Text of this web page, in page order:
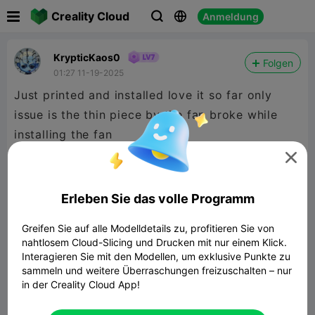
Creality Cloud   Anmeldung
KrypticKaos0
01:27 11-19-2025
Folgen
Just printed and installed love it so far only
issue is the thin piece by the fan broke while
installing the fan


Erleben Sie das volle Programm
Greifen Sie auf alle Modelldetails zu, profitieren Sie von
nahtlosem Cloud-Slicing und Drucken mit nur einem Klick.
Interagieren Sie mit den Modellen, um exklusive Punkte zu
sammeln und weitere Überraschungen freizuschalten – nur
in der Creality Cloud App!